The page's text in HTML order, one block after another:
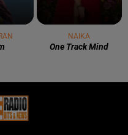
2h à Calicéo !
d'achat d'une valeur de 50€ avec